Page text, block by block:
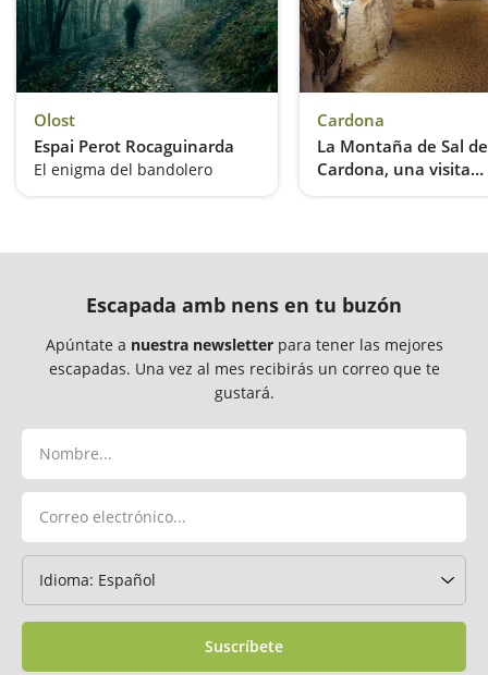
Olost
Espai Perot Rocaguinarda
El enigma del bandolero
Cardona
La Montaña de Sal de
Cardona, una visita
Escapada amb nens en tu buzón
Apúntate a nuestra newsletterpara tener las mejores
escapadas. Una vez al mes recibirás un correo que te
gustará.
Suscríbete